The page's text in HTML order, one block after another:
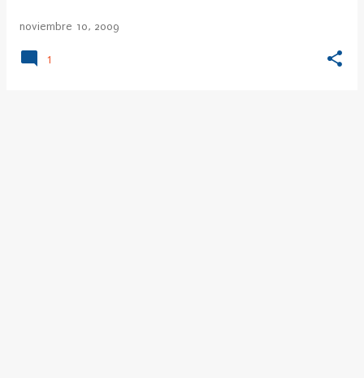
noviembre 10, 2009
1